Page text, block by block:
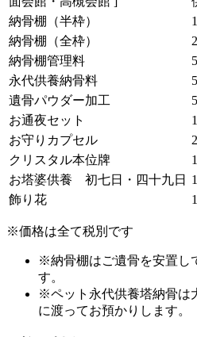
納骨棚（半枠）
納骨棚（全枠）
納骨棚管理料
永代供養納骨料
遺骨パウダー加工
お通夜セット
お守りカプセル
クリスタル本位牌
お塔婆供養 初七日・四十九日
飾り花
※価格は全て税別です
※納骨棚はご遺骨を安置し
す。
※ペット永代供養塔納骨は
に渡ってお預かりします。